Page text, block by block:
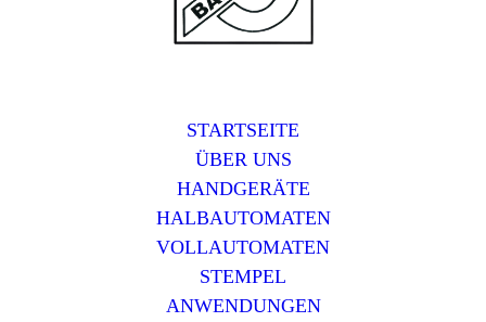
STARTSEITE
ÜBER UNS
HANDGERÄTE
HALBAUTOMATEN
VOLLAUTOMATEN
STEMPEL
ANWENDUNGEN